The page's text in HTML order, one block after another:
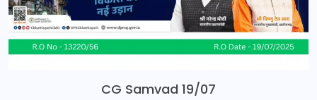
CG Samvad 19/07